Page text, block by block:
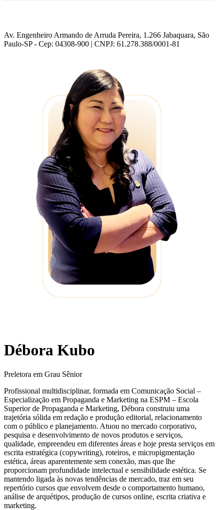
Av. Engenheiro Armando de Arruda Pereira, 1.266 Jabaquara, São
Paulo-SP - Cep: 04308-900 | CNPJ: 61.278.388/0001-81
Débora Kubo
Preletora em Grau Sênior
Profissional multidisciplinar, formada em Comunicação Social –
Especialização em Propaganda e Marketing na ESPM – Escola
Superior de Propaganda e Marketing, Débora construiu uma
trajetória sólida em redação e produção editorial, relacionamento
com o público e planejamento. Atuou no mercado corporativo,
pesquisa e desenvolvimento de novos produtos e serviços,
qualidade, empreendeu em diferentes áreas e hoje presta serviços em
escrita estratégica (copywriting), roteiros, e micropigmentação
estética, áreas aparentemente sem conexão, mas que lhe
proporcionam profundidade intelectual e sensibilidade estética. Se
mantendo ligada às novas tendências de mercado, traz em seu
repertório cursos que envolvem desde o comportamento humano,
análise de arquétipos, produção de cursos online, escrita criativa e
marketing.